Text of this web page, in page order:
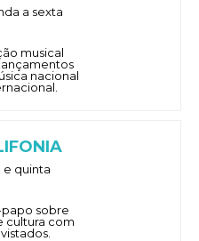
a sexta
musical
nacional
e quinta
sobre
cultura com